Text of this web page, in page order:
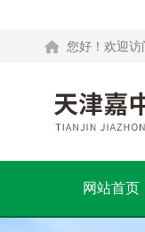
您好！欢迎访
网站首页